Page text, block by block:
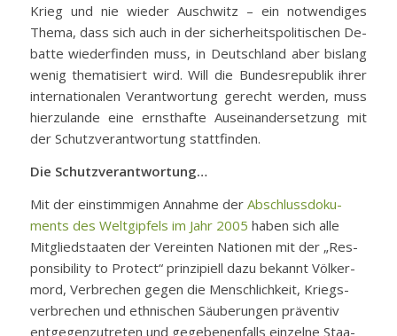
Krieg und nie wie­der Ausch­witz – ein not­wen­di­ges
The­ma, dass sich auch in der si­cher­heits­po­li­ti­schen De­
bat­te wie­der­fin­den muss, in Deutsch­land aber bis­lang
we­nig the­ma­ti­siert wird. Will die Bun­des­re­pu­blik ih­rer
in­ter­na­tio­na­len Ver­ant­wor­tung ge­recht wer­den, muss
hier­zu­lan­de ei­ne ernst­haf­te Aus­ein­an­der­set­zung mit
der Schutz­ver­ant­wor­tung statt­fin­den.
Die Schutz­ver­ant­wor­tung…
Mit der ein­stim­mi­gen An­nah­me der Ab­schluss­do­ku­
ments des Welt­gip­fels im Jahr 2005 ha­ben sich al­le
Mit­glied­staa­ten der Ver­ein­ten Na­tio­nen mit der „Re­s­
pon­si­bi­li­ty to Pro­tect“ prin­zi­pi­ell da­zu be­kannt Völ­ker­
mord, Ver­bre­chen ge­gen die Mensch­lich­keit, Kriegs­
ver­bre­chen und eth­ni­schen Säu­be­run­gen prä­ven­tiv
ent­ge­gen­zu­tre­ten und ge­ge­be­nen­falls ein­zel­ne Staa­